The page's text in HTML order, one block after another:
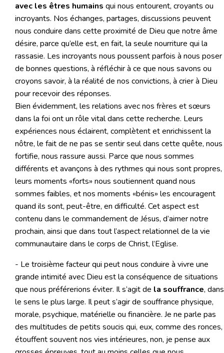
avec les êtres humains qui nous entourent, croyants ou
incroyants. Nos échanges, partages, discussions peuvent
nous conduire dans cette proximité de Dieu que notre âme
désire, parce qu’elle est, en fait, la seule nourriture qui la
rassasie. Les incroyants nous poussent parfois à nous poser
de bonnes questions, à réfléchir à ce que nous savons ou
croyons savoir, à la réalité de nos convictions, à crier à Dieu
pour recevoir des réponses.
Bien évidemment, les relations avec nos frères et sœurs
dans la foi ont un rôle vital dans cette recherche. Leurs
expériences nous éclairent, complètent et enrichissent la
nôtre, le fait de ne pas se sentir seul dans cette quête, nous
fortifie, nous rassure aussi. Parce que nous sommes
différents et avançons à des rythmes qui nous sont propres,
leurs moments «forts» nous soutiennent quand nous
sommes faibles, et nos moments «bénis» les encouragent
quand ils sont, peut-être, en difficulté. Cet aspect est
contenu dans le commandement de Jésus, d’aimer notre
prochain, ainsi que dans tout l’aspect relationnel de la vie
communautaire dans le corps de Christ, l’Eglise.
- Le troisième facteur qui peut nous conduire à vivre une
grande intimité avec Dieu est la conséquence de situations
que nous préférerions éviter. Il s’agit de la souffrance, dans
le sens le plus large. Il peut s’agir de souffrance physique,
morale, psychique, matérielle ou financière. Je ne parle pas
des multitudes de petits soucis qui, eux, comme des ronces,
étouffent souvent nos vies intérieures, non, je pense aux